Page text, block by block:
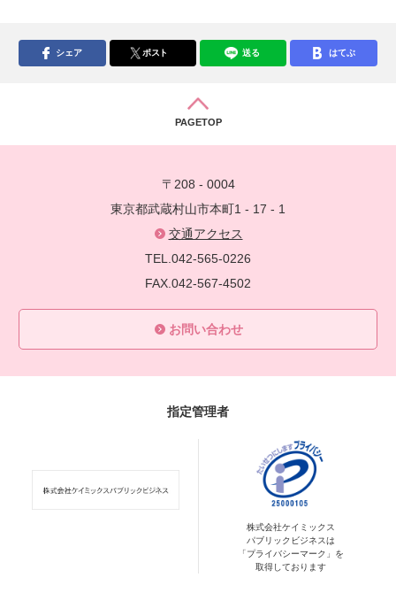
シェア ポスト 送る はてぶ
PAGETOP
〒208 - 0004
東京都武蔵村山市本町1 - 17 - 1
交通アクセス
TEL.042-565-0226
FAX.042-567-4502
お問い合わせ
指定管理者
株式会社ケイミックス
パブリックビジネスは
「プライバシーマーク」を
取得しております